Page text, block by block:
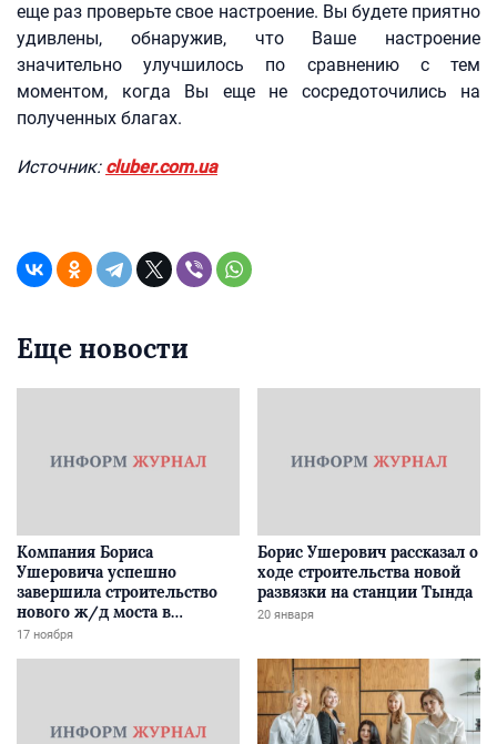
еще раз проверьте свое настроение. Вы будете приятно
удивлены, обнаружив, что Ваше настроение
значительно улучшилось по сравнению с тем
моментом, когда Вы еще не сосредоточились на
полученных благах.
Источник: cluber.com.ua
Еще новости
Компания Бориса
Ушеровича успешно
завершила строительство
нового ж/д моста в
Забайкалье
17 ноября
Борис Ушерович рассказал о
ходе строительства новой
развязки на станции Тында
20 января